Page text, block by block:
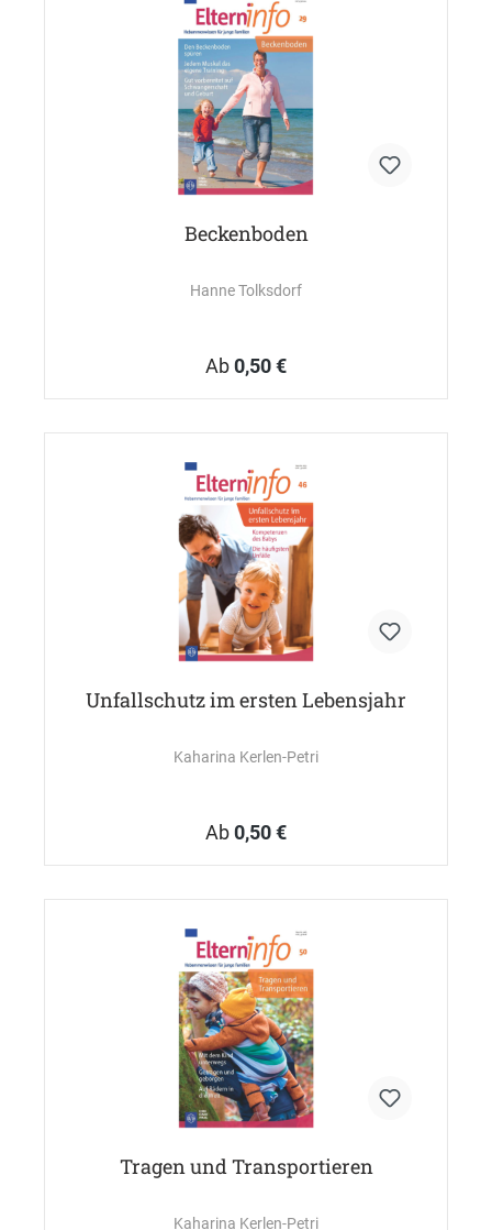
Beckenboden
Hanne Tolksdorf
Ab0,50 €
Unfallschutz im ersten Lebensjahr
Kaharina Kerlen-Petri
Ab0,50 €
Tragen und Transportieren
Kaharina Kerlen-Petri